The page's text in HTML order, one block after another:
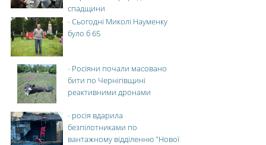
спадщини
-Сьогодні Миколі Науменку
було б 65
- Росіяни почали масовано
бити по Чернігівщині
реактивними дронами
- росія вдарила
безпілотниками по
вантажному відділенню "Нової